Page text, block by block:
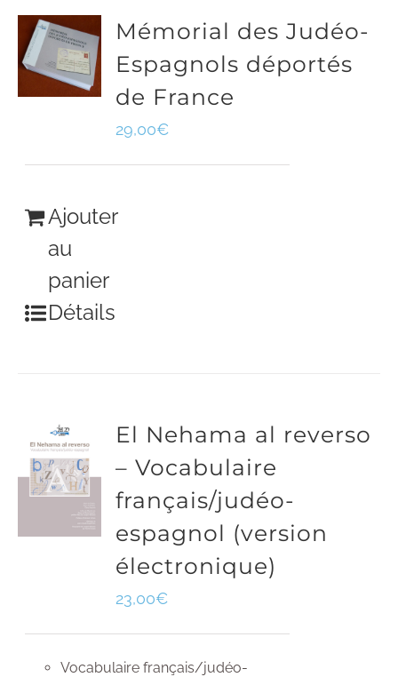
Mémorial des Judéo-
Espagnols déportés
de France
29,00€
Ajouter
au
panier
Détails
El Nehama al reverso
– Vocabulaire
français/judéo-
espagnol (version
électronique)
23,00€
Vocabulaire français/judéo-